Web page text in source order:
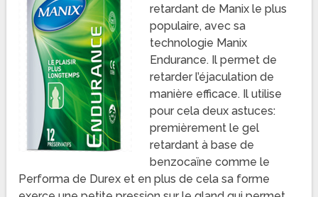
retardant de Manix le plus
populaire, avec sa
technologie Manix
Endurance. Il permet de
retarder l’éjaculation de
manière efficace. Il utilise
pour cela deux astuces:
premièrement le gel
retardant à base de
benzocaïne comme le
Performa de Durex et en plus de cela sa forme